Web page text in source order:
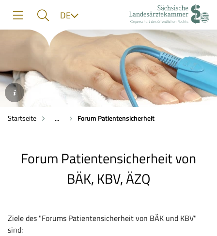
Navigation
Suche
Inhalt
DE
©AdobeStock/Bongkochrut
Startseite ... Forum Patientensicherheit
Forum Patientensicherheit von
BÄK, KBV, ÄZQ
Ziele des "Forums Patientensicherheit von BÄK und KBV"
sind: